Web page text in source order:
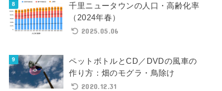
千里ニュータウンの人口・高齢化率
（2024年春）
2025.05.06
ペットボトルとCD／DVDの風車の
作り方：畑のモグラ・鳥除け
2020.12.31